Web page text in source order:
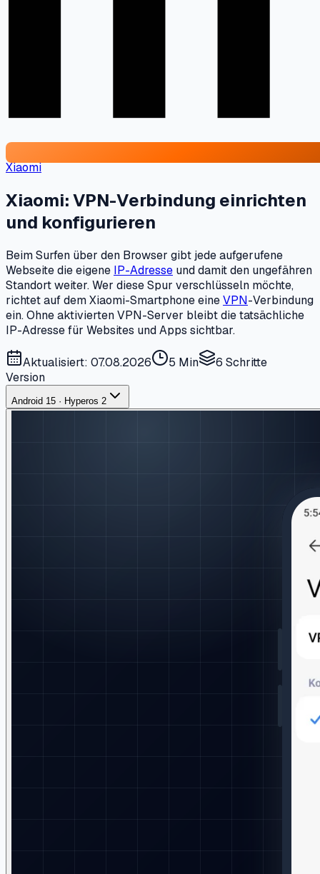
Xiaomi
Xiaomi: VPN-Verbindung einrichten
und konfigurieren
Beim Surfen über den Browser gibt jede aufgerufene
Webseite die eigene IP-Adresse und damit den ungefähren
Standort weiter. Wer diese Spur verschlüsseln möchte,
richtet auf dem Xiaomi-Smartphone eineVPN-Verbindung
ein. Ohne aktivierten VPN-Server bleibt die tatsächliche
IP-Adresse für Websites und Apps sichtbar.
Aktualisiert: 07.08.2026 5 Min 6 Schritte
Version
Android 15 · Hyperos 2